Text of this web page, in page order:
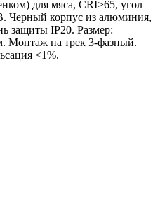
для мяса, CRI>65, угол
Черный корпус из алюминия,
защиты IP20. Размер:
Монтаж на трек 3-фазный.
<1%.